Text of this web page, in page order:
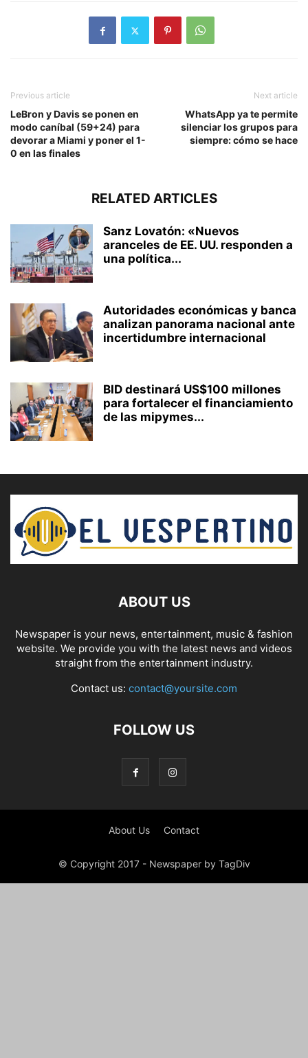
Previous article
LeBron y Davis se ponen en
modo caníbal (59+24) para
devorar a Miami y poner el 1-
0 en las finales
Next article
WhatsApp ya te permite
silenciar los grupos para
siempre: cómo se hace
RELATED ARTICLES
Sanz Lovatón: «Nuevos
aranceles de EE. UU. responden a
una política...
Autoridades económicas y banca
analizan panorama nacional ante
incertidumbre internacional
BID destinará US$100 millones
para fortalecer el financiamiento
de las mipymes...
ABOUT US
Newspaper is your news, entertainment, music & fashion
website. We provide you with the latest news and videos
straight from the entertainment industry.
Contact us: contact@yoursite.com
FOLLOW US
About Us Contact
© Copyright 2017 - Newspaper by TagDiv